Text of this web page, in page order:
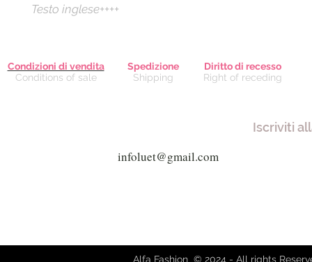
Testo inglese++++
Condizioni di vendita
Conditions of sale
Spedizione
Shipping
Diritto di recesso
Right of receding
Iscriviti
Alfa Fashion © 2024 - All rights